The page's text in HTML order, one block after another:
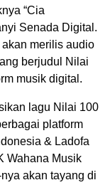
“Cia
Senada Digital.
merilis audio
berjudul Nilai
musik digital.
lagu Nilai 100
platform
& Ladofa
Wahana Musik
akan tayang di